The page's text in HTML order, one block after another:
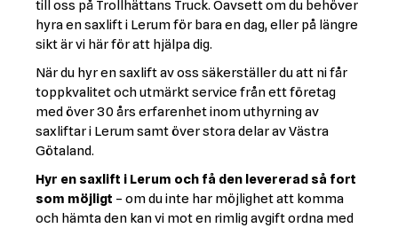
till oss på Trollhättans Truck. Oavsett om du behöver
hyra en saxlift i Lerum för bara en dag, eller på längre
sikt är vi här för att hjälpa dig.
När du hyr en saxlift av oss säkerställer du att ni får
toppkvalitet och utmärkt service från ett företag
med över 30 års erfarenhet inom uthyrning av
saxliftar i Lerum samt över stora delar av Västra
Götaland.
Hyr en saxlift i Lerum och få den levererad så fort
som möjligt – om du inte har möjlighet att komma
och hämta den kan vi mot en rimlig avgift ordna med